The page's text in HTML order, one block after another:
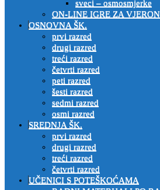
sveci – osmosmjerke
ON-LINE IGRE ZA
OSNOVNA ŠK.
prvi razred
drugi razred
treći razred
četvrti razred
peti razred
šesti razred
sedmi razred
osmi razred
SREDNJA ŠK.
prvi razred
drugi razred
treći razred
četvrti razred
UČENICI S POTEŠKOĆAMA